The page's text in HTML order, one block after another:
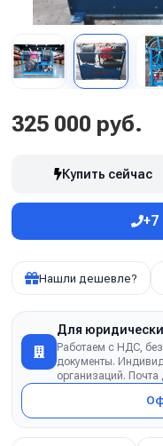
325 000 руб.
Купить сейчас
+7
Нашли дешевле?
Для
Работаем с НДС,
документы.
организаций.